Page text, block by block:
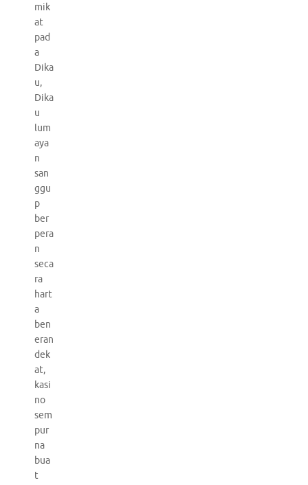
mik
at
pad
a
Dika
u,
Dika
u
lum
aya
n
san
ggu
p
ber
pera
n
seca
ra
hart
a
ben
eran
dek
at,
kasi
no
sem
pur
na
bua
t